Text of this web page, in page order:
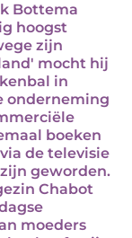
Bottema
hoogst
zijn
mocht hij
in
onderneming
boeken
de televisie
geworden.
Chabot
moeders